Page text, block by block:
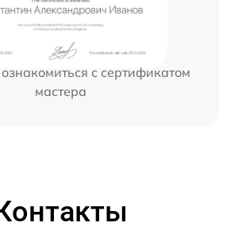
с сертификатом
мастера